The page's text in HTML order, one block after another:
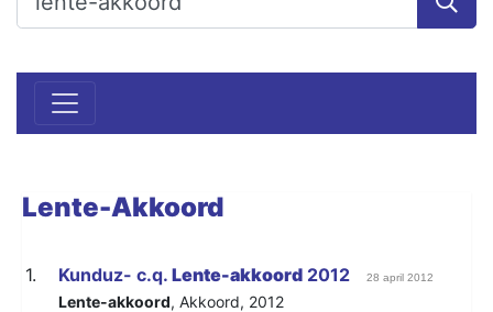
Lente-Akkoord
1. Kunduz- c.q. Lente-akkoord 2012 28 april 2012
Lente-akkoord, Akkoord, 2012